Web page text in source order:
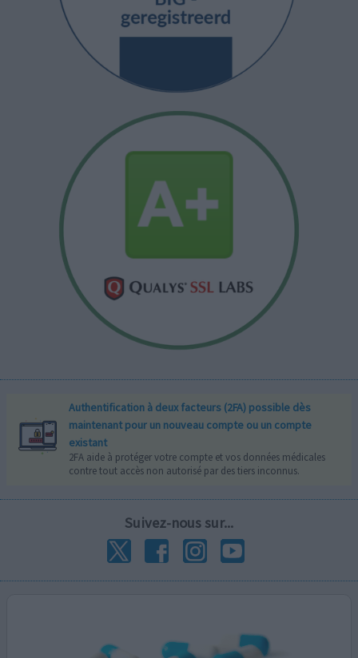
Authentification à deux facteurs (2FA) possible dès
maintenant pour un nouveau compte ou un compte
existant
2FA aide à protéger votre compte et vos données médicales
contre tout accès non autorisé par des tiers inconnus.
Suivez-nous sur...